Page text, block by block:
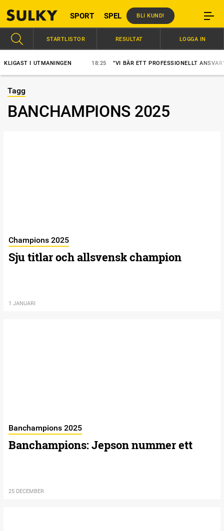
SPORT SPEL BLI KUND!
I UTMANINGEN 18:25 ”VI BÄR ETT PROFESSIONELLT ANSVAR”
STARTLISTOR RESULTAT LOGGA IN
Tagg
BANCHAMPIONS 2025
Champions 2025
Sju titlar och allsvensk champion
1 JANUARI
Banchampions 2025
Banchampions: Jepson nummer ett
25 DECEMBER